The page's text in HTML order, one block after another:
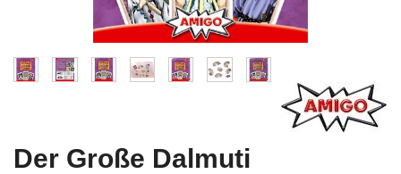
Der Große Dalmuti